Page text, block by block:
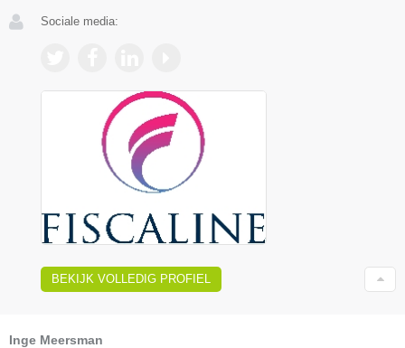
Sociale media:
BEKIJK VOLLEDIG PROFIEL
Inge Meersman